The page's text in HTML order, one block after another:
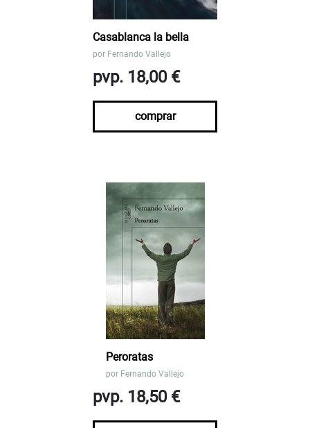
Casablanca la bella
por Fernando Vallejo
pvp. 18,00 €
comprar
Peroratas
por Fernando Vallejo
pvp. 18,50 €